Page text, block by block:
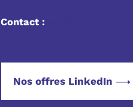
Contact :
Nos offres LinkedIn